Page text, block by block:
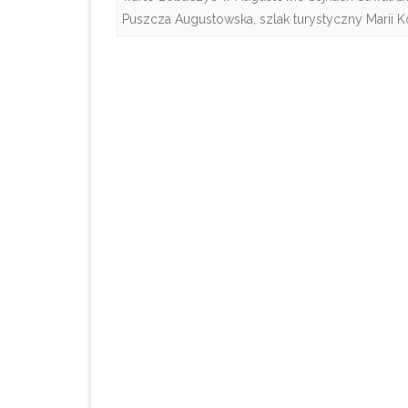
Puszcza Augustowska szlak turystyczny Marii